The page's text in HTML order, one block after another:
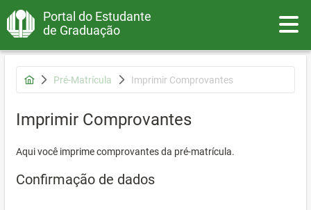
Portal do Estudante
de Graduação
Pré-Matrícula Imprimir Comprovantes
Imprimir Comprovantes
Aqui você imprime comprovantes da pré-matrícula.
Confirmação de dados